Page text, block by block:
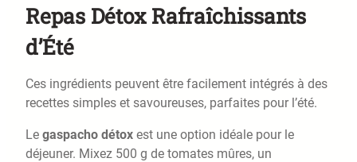
Repas Détox Rafraîchissants
d’Été
Ces ingrédients peuvent être facilement intégrés à des
recettes simples et savoureuses, parfaites pour l’été.
Le gaspacho détox est une option idéale pour le
déjeuner. Mixez 500 g de tomates mûres, un